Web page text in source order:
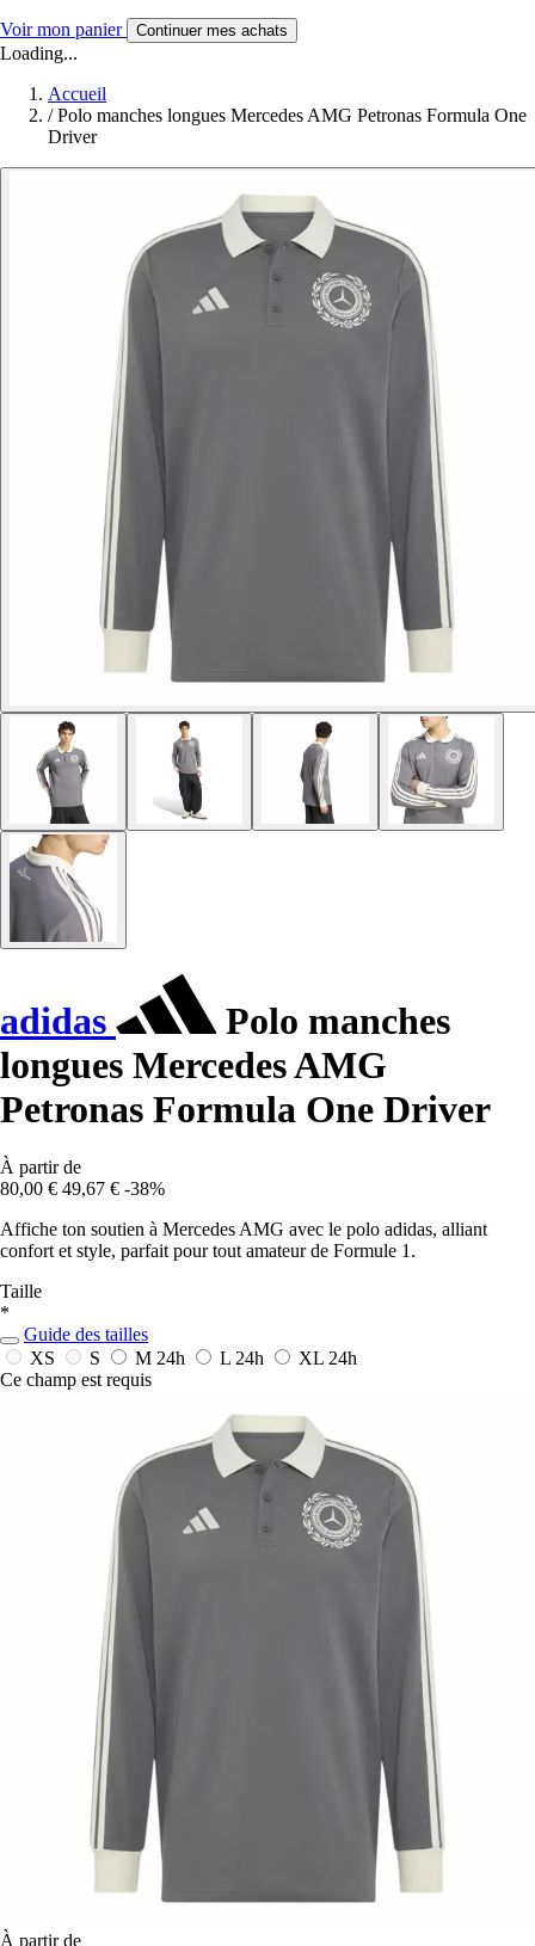
Voir mon panier Continuer mes achats
Loading...
Accueil
/ Polo manches longues Mercedes AMG Petronas Formula One
Driver
adidas
Polo manches
longues Mercedes AMG
Petronas Formula One Driver
À partir de
80,00 € 49,67 € -38%
Affiche ton soutien à Mercedes AMG avec le polo adidas, alliant
confort et style, parfait pour tout amateur de Formule 1.
Taille
*
Guide des tailles
XS
S M 24h L 24h XL 24h
Ce champ est requis
À partir de